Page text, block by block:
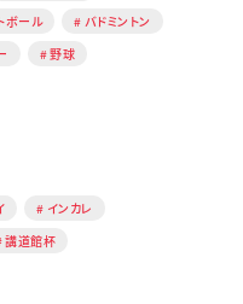
ボール
バドミントン
野球
インカレ
講道館杯